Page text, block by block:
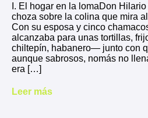
I. El hogar en la lomaDon
choza sobre la colina que mira
Con su esposa y cinco
alcanzaba para unas tortillas,
chiltepín, habanero— junto con
aunque sabrosos, nomás no
era […]
Leer más